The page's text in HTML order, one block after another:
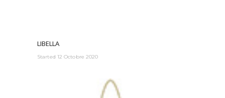
LIBELLA
Started 12 Octobre 2020